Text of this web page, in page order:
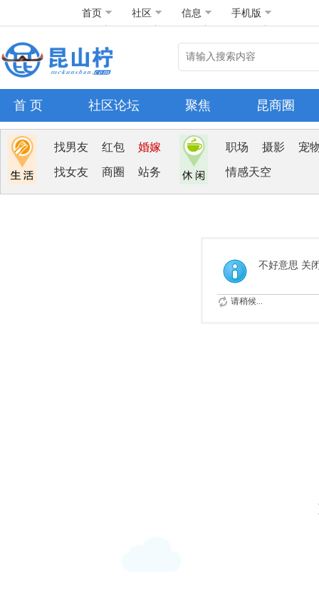
首页 社区 信息 手机版
首 页 社区论坛 聚焦 昆商圈
找男友 红包 婚嫁
找女友 商圈 站务
职场 摄影 宠
情感天空
不好意思 关
请稍候...